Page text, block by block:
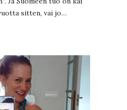
sitten, vai jo…